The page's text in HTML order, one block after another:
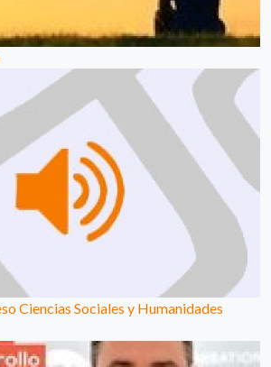
Ciencias Sociales y Humanidades